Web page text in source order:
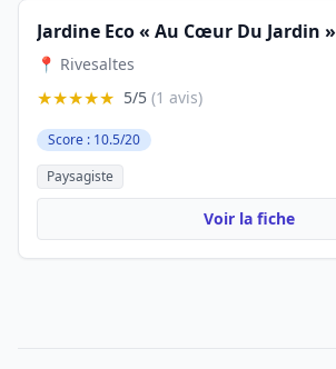
Jardine Eco « Au Cœur Du Jardin »
📍 Rivesaltes
★★★★★ 5/5 (1 avis)
Score : 10.5/20
Paysagiste
Voir la fiche